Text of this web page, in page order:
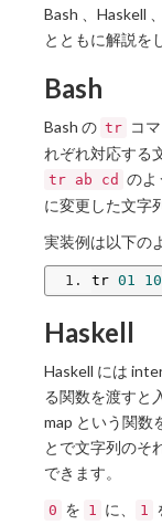
Bash 、Haskell
とともに解説を
Bash
Bash の tr コ
れぞれ対応する
tr ab cd のよ
に変更した文字
実装例は以下の
tr 01 10
Haskell
Haskell には
る関数を渡すと
map という関数
とで文字列のそ
できます。
0 を 1 に、 1